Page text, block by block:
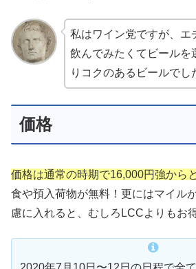
私はワイン党ですが、エ
飲んでみたくてビールを
りコクのあるビールでし
価格
価格は通常の時期で16,000円強から
食や預入荷物が無料！更にはマイル
慮に入れると、むしろLCCよりもお